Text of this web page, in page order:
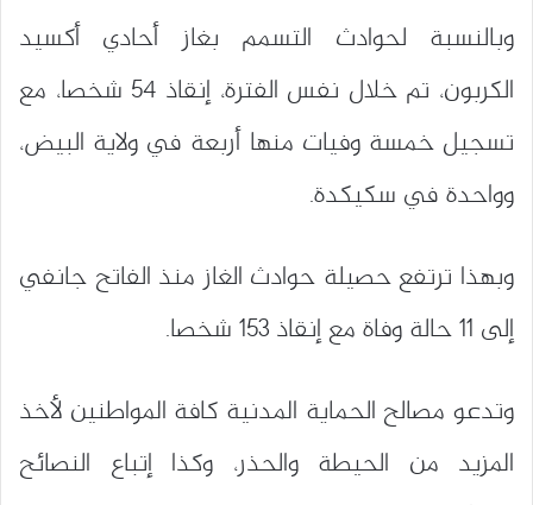
وبالنسبة لحوادث التسمم بغاز أحادي أكسيد
الكربون، تم خلال نفس الفترة، إنقاذ 54 شخصا، مع
تسجيل خمسة وفيات منها أربعة في ولاية البيض،
وواحدة في سكيكدة.
وبهذا ترتفع حصيلة حوادث الغاز منذ الفاتح جانفي
إلى 11 حالة وفاة مع إنقاذ 153 شخصا.
وتدعو مصالح الحماية المدنية كافة المواطنين لأخذ
المزيد من الحيطة والحذر، وكذا إتباع النصائح